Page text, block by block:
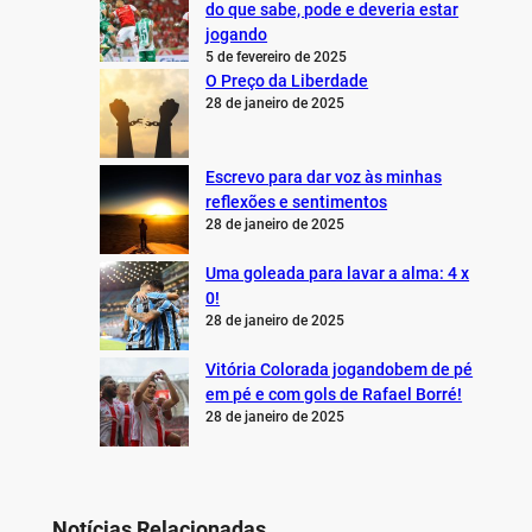
do que sabe, pode e deveria estar
jogando
5 de fevereiro de 2025
O Preço da Liberdade
28 de janeiro de 2025
Escrevo para dar voz às minhas
reflexões e sentimentos
28 de janeiro de 2025
Uma goleada para lavar a alma: 4 x
0!
28 de janeiro de 2025
Vitória Colorada jogandobem de pé
em pé e com gols de Rafael Borré!
28 de janeiro de 2025